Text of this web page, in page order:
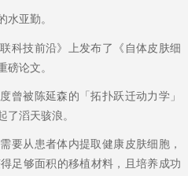
水亚勤。
科技前沿》上发布了《自体皮肤细
磅论文。
曾被陈延森的「拓扑跃迁动力学」
了滔天骇浪。
要从患者体内提取健康皮肤细胞，
足够面积的移植材料，且培养成功